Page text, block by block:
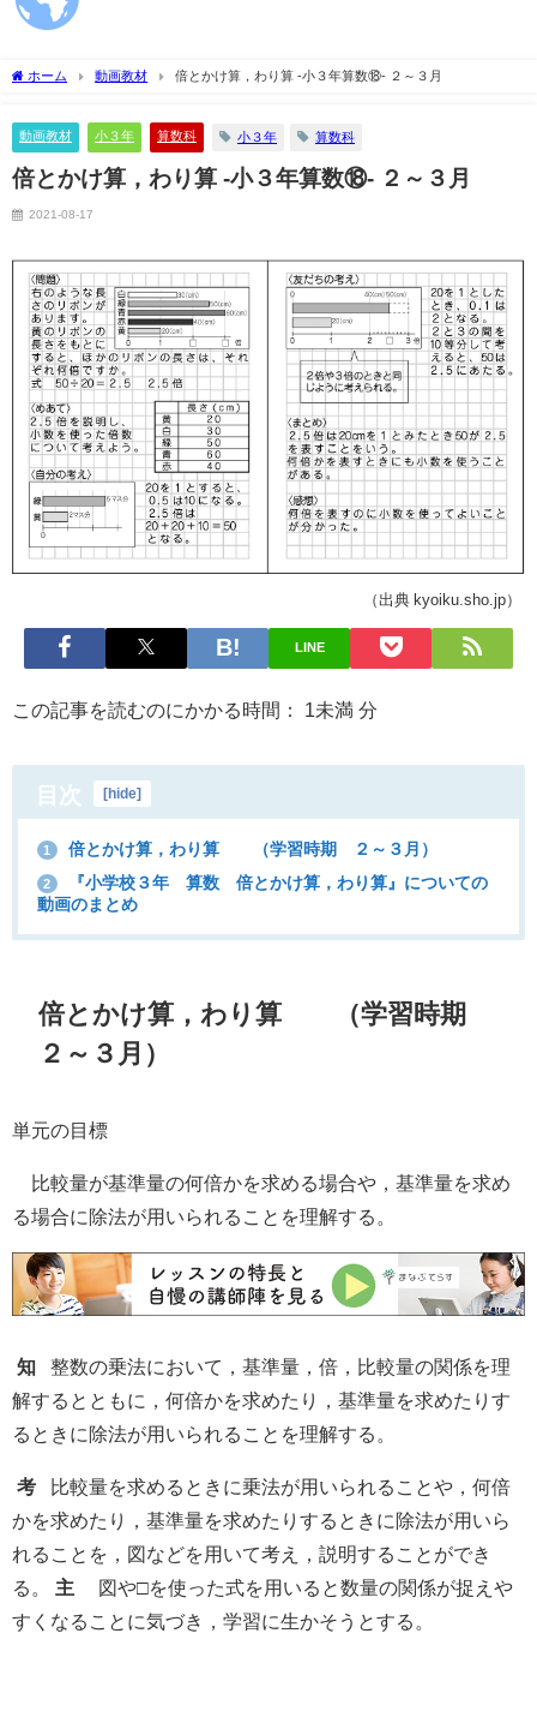
ホーム 動画教材 倍とかけ算，わり算 -小３年算数⑱- ２～３月
動画教材 小３年 算数科 小３年 算数科
倍とかけ算，わり算 -小３年算数⑱- ２～３月
2021-08-17
（出典 kyoiku.sho.jp）
LINE
この記事を読むのにかかる時間： 1未満 分
目次 [hide]
1 倍とかけ算，わり算 （学習時期 ２～３月）
2
『小学校３年 算数 倍とかけ算，わり算』についての
動画のまとめ
倍とかけ算，わり算
（学習時期
２～３月）
単元の目標
比較量が基準量の何倍かを求める場合や，基準量を求め
る場合に除法が用いられることを理解する。
知
整数の乗法において，基準量，倍，比較量の関係を理
解するとともに，何倍かを求めたり，基準量を求めたりす
るときに除法が用いられることを理解する。
考
比較量を求めるときに乗法が用いられることや，何倍
かを求めたり，基準量を求めたりするときに除法が用いら
れることを，図などを用いて考え，説明することができ
る。
主
図や□を使った式を用いると数量の関係が捉えや
すくなることに気づき，学習に生かそうとする。